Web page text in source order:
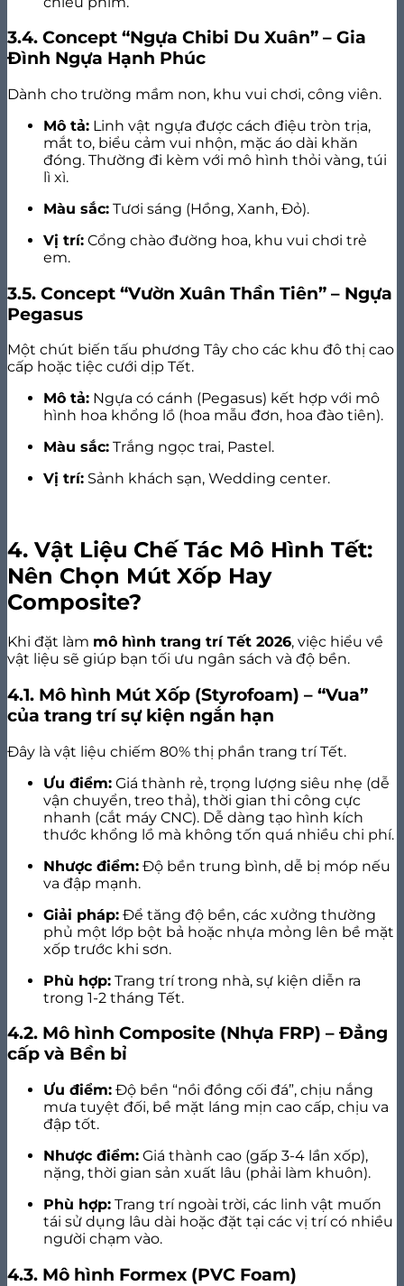
3.4. Concept “Ngựa Chibi Du Xuân” – Gia
Đình Ngựa Hạnh Phúc
Dành cho trường mầm non, khu vui chơi, công viên.
Mô tả: Linh vật ngựa được cách điệu tròn trịa,
mắt to, biểu cảm vui nhộn, mặc áo dài khăn
đóng. Thường đi kèm với mô hình thỏi vàng, túi
lì xì.
Màu sắc: Tươi sáng (Hồng, Xanh, Đỏ).
Vị trí: Cổng chào đường hoa, khu vui chơi trẻ
em.
3.5. Concept “Vườn Xuân Thần Tiên” – Ngựa
Pegasus
Một chút biến tấu phương Tây cho các khu đô thị cao
cấp hoặc tiệc cưới dịp Tết.
Mô tả: Ngựa có cánh (Pegasus) kết hợp với mô
hình hoa khổng lồ (hoa mẫu đơn, hoa đào tiên).
Màu sắc: Trắng ngọc trai, Pastel.
Vị trí: Sảnh khách sạn, Wedding center.
4. Vật Liệu Chế Tác Mô Hình Tết:
Nên Chọn Mút Xốp Hay
Composite?
Khi đặt làm mô hình trang trí Tết 2026, việc hiểu về
vật liệu sẽ giúp bạn tối ưu ngân sách và độ bền.
4.1. Mô hình Mút Xốp (Styrofoam) – “Vua”
của trang trí sự kiện ngắn hạn
Đây là vật liệu chiếm 80% thị phần trang trí Tết.
Ưu điểm: Giá thành rẻ, trọng lượng siêu nhẹ (dễ
vận chuyển, treo thả), thời gian thi công cực
nhanh (cắt máy CNC). Dễ dàng tạo hình kích
thước khổng lồ mà không tốn quá nhiều chi phí.
Nhược điểm: Độ bền trung bình, dễ bị móp nếu
va đập mạnh.
Giải pháp: Để tăng độ bền, các xưởng thường
phủ một lớp bột bả hoặc nhựa mỏng lên bề mặt
xốp trước khi sơn.
Phù hợp: Trang trí trong nhà, sự kiện diễn ra
trong 1-2 tháng Tết.
4.2. Mô hình Composite (Nhựa FRP) – Đẳng
cấp và Bền bỉ
Ưu điểm: Độ bền “nồi đồng cối đá”, chịu nắng
mưa tuyệt đối, bề mặt láng mịn cao cấp, chịu va
đập tốt.
Nhược điểm: Giá thành cao (gấp 3-4 lần xốp),
nặng, thời gian sản xuất lâu (phải làm khuôn).
Phù hợp: Trang trí ngoài trời, các linh vật muốn
tái sử dụng lâu dài hoặc đặt tại các vị trí có nhiều
người chạm vào.
4.3. Mô hình Formex (PVC Foam)